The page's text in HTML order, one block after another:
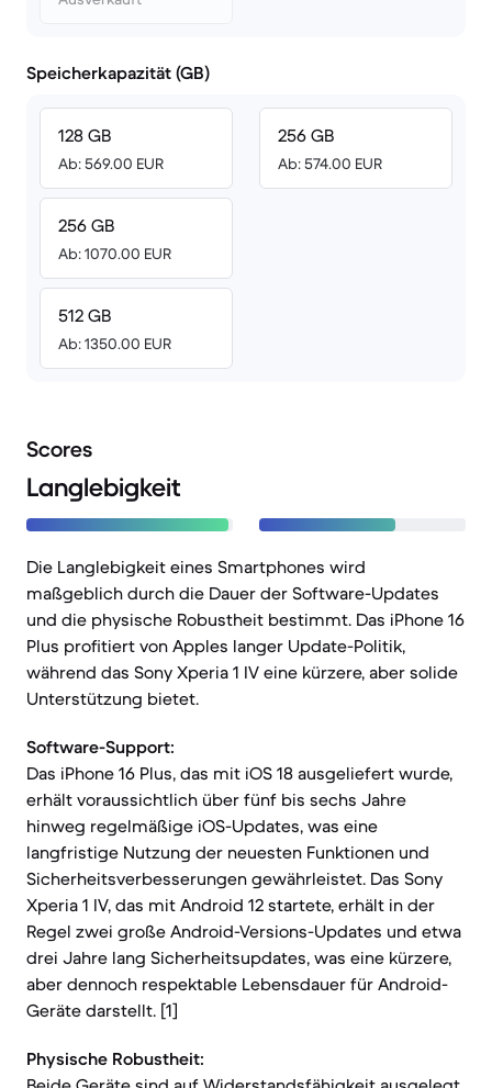
Speicherkapazität (GB)
128 GB
Ab: 569.00 EUR
256 GB
Ab: 1070.00 EUR
512 GB
Ab: 1350.00 EUR
256 GB
Ab: 574.00 EUR
Scores
Langlebigkeit
Die Langlebigkeit eines Smartphones wird
maßgeblich durch die Dauer der Software-Updates
und die physische Robustheit bestimmt. Das iPhone 16
Plus profitiert von Apples langer Update-Politik,
während das Sony Xperia 1 IV eine kürzere, aber solide
Unterstützung bietet.
Software-Support:
Das iPhone 16 Plus, das mit iOS 18 ausgeliefert wurde,
erhält voraussichtlich über fünf bis sechs Jahre
hinweg regelmäßige iOS-Updates, was eine
langfristige Nutzung der neuesten Funktionen und
Sicherheitsverbesserungen gewährleistet. Das Sony
Xperia 1 IV, das mit Android 12 startete, erhält in der
Regel zwei große Android-Versions-Updates und etwa
drei Jahre lang Sicherheitsupdates, was eine kürzere,
aber dennoch respektable Lebensdauer für Android-
Geräte darstellt. [1]
Physische Robustheit: